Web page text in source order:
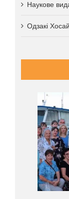
Наукове
Одзакі